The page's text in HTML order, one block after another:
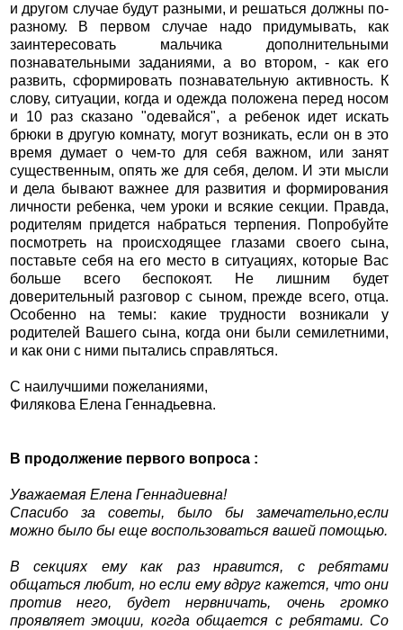
и другом случае будут разными, и решаться должны по-
разному. В первом случае надо придумывать, как
заинтересовать мальчика дополнительными
познавательными заданиями, а во втором, - как его
развить, сформировать познавательную активность. К
слову, ситуации, когда и одежда положена перед носом
и 10 раз сказано "одевайся", а ребенок идет искать
брюки в другую комнату, могут возникать, если он в это
время думает о чем-то для себя важном, или занят
существенным, опять же для себя, делом. И эти мысли
и дела бывают важнее для развития и формирования
личности ребенка, чем уроки и всякие секции. Правда,
родителям придется набраться терпения. Попробуйте
посмотреть на происходящее глазами своего сына,
поставьте себя на его место в ситуациях, которые Вас
больше всего беспокоят. Не лишним будет
доверительный разговор с сыном, прежде всего, отца.
Особенно на темы: какие трудности возникали у
родителей Вашего сына, когда они были семилетними,
и как они с ними пытались справляться.
С наилучшими пожеланиями,
Филякова Елена Геннадьевна.
В продолжение первого вопроса :
Уважаемая Елена Геннадиевна!
Спасибо за советы, было бы замечательно,если
можно было бы еще воспользоваться вашей помощью.
В секциях ему как раз нравится, с ребятами
общаться любит, но если ему вдруг кажется, что они
против него, будет нервничать, очень громко
проявляет эмоции, когда общается с ребятами. Со